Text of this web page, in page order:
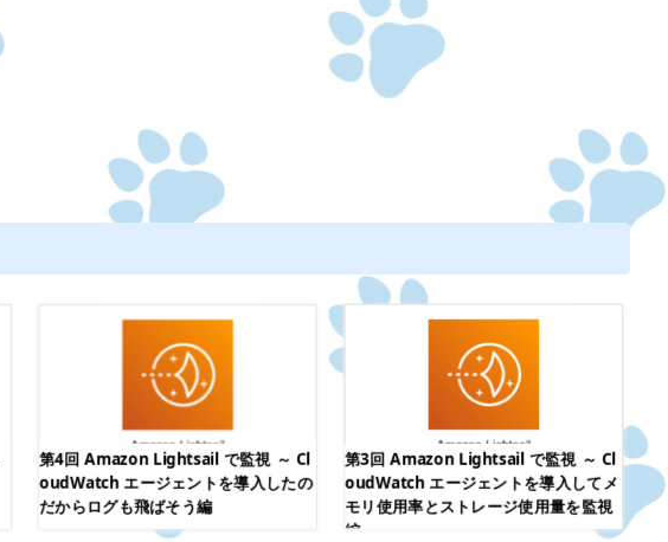
第4回 Amazon Lightsail で監視 ～ Cl
oudWatch エージェントを導入したの
だからログも飛ばそう編
第3回 Amazon Lightsail で監視 ～ Cl
oudWatch エージェントを導入してメ
モリ使用率とストレージ使用量を監視
編